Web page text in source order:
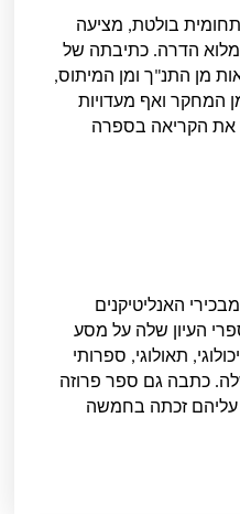
בולטת, מציעה
הדרה. כתיבתה של
מן התנ"ך ומן המיתוס,
המחקר ואף מעדויות
את הקריאה בספרה
האנליטיקנים
העיון שלה על מסע
תאולוגי, ספרותי
זה ספר העיון ה־13 שלה. כתבה גם ספר פרוזה
ספרי שירה עליהם זכתה בחמשה